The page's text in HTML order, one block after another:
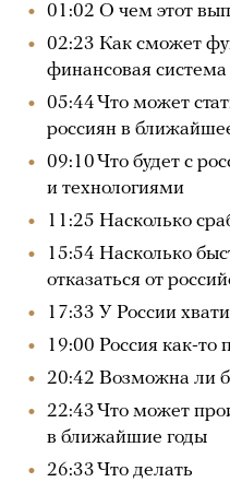
01:02 О чем этот
02:23 Как сможет
финансовая система
05:44 Что может
россиян в
09:10 Что будет с
и технологиями
11:25 Насколько
15:54 Насколько
отказаться от
17:33 У России
19:00 Россия как-то
20:42 Возможна ли
22:43 Что может
в ближайшие годы
26:33 Что делать